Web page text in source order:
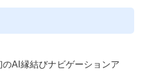
AI縁結びナビゲーションア